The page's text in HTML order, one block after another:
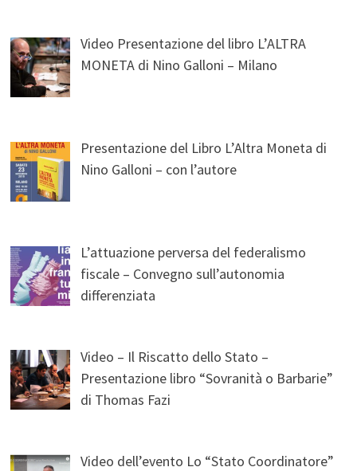
Video Presentazione del libro L’ALTRA
MONETA di Nino Galloni – Milano
Presentazione del Libro L’Altra Moneta di
Nino Galloni – con l’autore
L’attuazione perversa del federalismo
fiscale – Convegno sull’autonomia
differenziata
Video – Il Riscatto dello Stato –
Presentazione libro “Sovranità o Barbarie”
di Thomas Fazi
Video dell’evento Lo “Stato Coordinatore”